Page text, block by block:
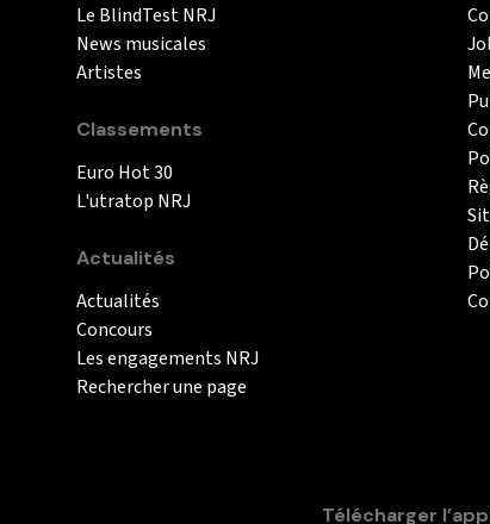
Le BlindTest NRJ
News musicales
Artistes
Classements
Euro Hot 30
L'utratop NRJ
Actualités
Actualités
Concours
Les engagements NRJ
Rechercher une page
Télécharger